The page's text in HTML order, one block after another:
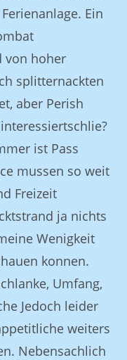
Ein
von hoher
splitternackten
aber Perish
ist Pass
mussen so weit
Freizeit
ja nichts
Wenigkeit
konnen.
Umfang,
Jedoch leider
weiters
Nebensachlich